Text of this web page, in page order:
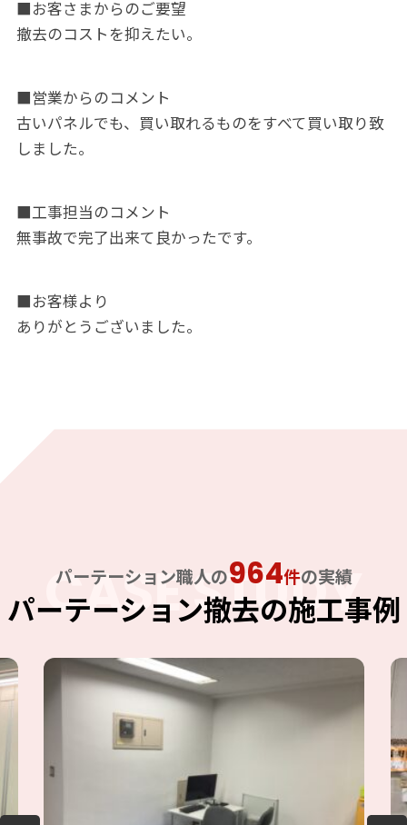
■お客さまからのご要望
撤去のコストを抑えたい。
■営業からのコメント
古いパネルでも、買い取れるものをすべて買い取り致
しました。
■工事担当のコメント
無事故で完了出来て良かったです。
■お客様より
ありがとうございました。
CASE STUDY
パーテーション職人の964件の実績
パーテーション撤去の施工事例